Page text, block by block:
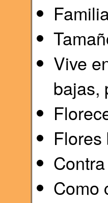
Vive
bajas,
Como